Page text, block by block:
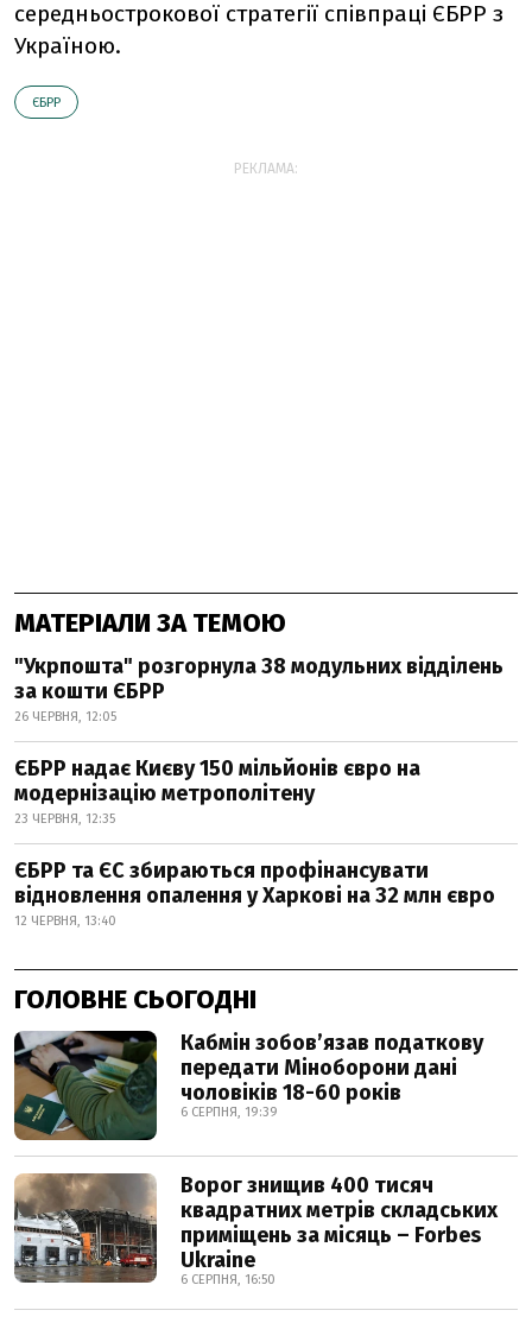
середньострокової стратегії співпраці ЄБРР з
Україною.
ЄБРР
РЕКЛАМА:
МАТЕРІАЛИ ЗА ТЕМОЮ
"Укрпошта" розгорнула 38 модульних відділень
за кошти ЄБРР
26 ЧЕРВНЯ, 12:05
ЄБРР надає Києву 150 мільйонів євро на
модернізацію метрополітену
23 ЧЕРВНЯ, 12:35
ЄБРР та ЄС збираються профінансувати
відновлення опалення у Харкові на 32 млн євро
12 ЧЕРВНЯ, 13:40
ГОЛОВНЕ СЬОГОДНІ
Кабмін зобовʼязав податкову
передати Міноборони дані
чоловіків 18-60 років
6 СЕРПНЯ, 19:39
Ворог знищив 400 тисяч
квадратних метрів складських
приміщень за місяць – Forbes
Ukraine
6 СЕРПНЯ, 16:50